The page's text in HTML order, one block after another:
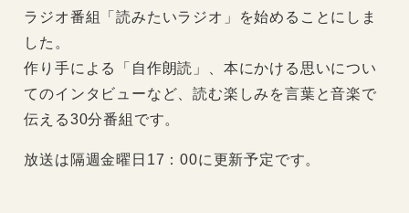
ラジオ番組「読みたいラジオ」を始めることにしま
した。
作り手による「自作朗読」、本にかける思いについ
てのインタビューなど、読む楽しみを言葉と音楽で
伝える30分番組です。
放送は隔週金曜日17：00に更新予定です。